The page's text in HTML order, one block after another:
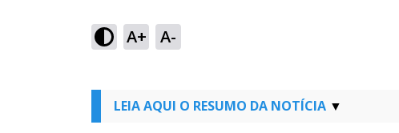
A+ A-
LEIA AQUI O RESUMO DA NOTÍCIA